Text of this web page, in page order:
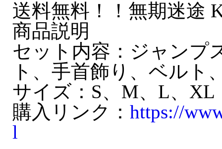
送料無料！！無期迷途
商品説明
セット内容：ジャンプ
ト、手首飾り、ベルト
サイズ：S、M、L、XL
購入リンク： https://
l